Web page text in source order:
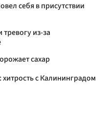
cебя в присутствии
из-за
сахар
с Калининградом